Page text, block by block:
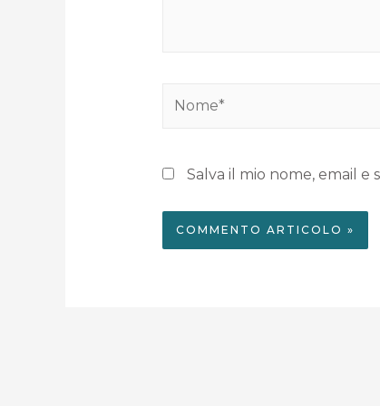
Salva il mio nome, email